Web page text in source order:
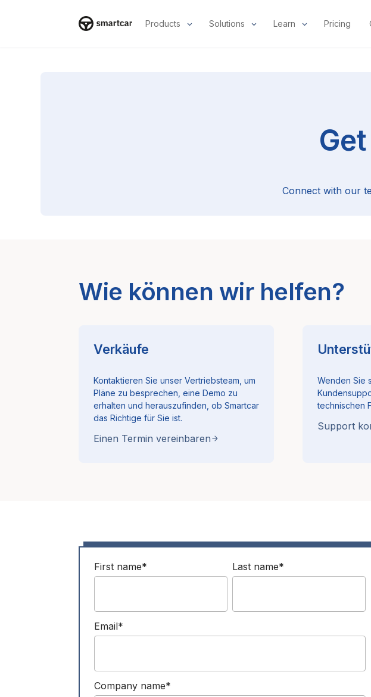
Products Solutions Learn Pricing
Connect with our
Wie können wir helfen?
Verkäufe
Kontaktieren Sie unser Vertriebsteam, um
Pläne zu besprechen, eine Demo zu
erhalten und herauszufinden, ob Smartcar
das Richtige für Sie ist.
Einen Termin vereinbaren
Wenden Sie
technischen
Support
First name* Last name*
Email*
Company name*